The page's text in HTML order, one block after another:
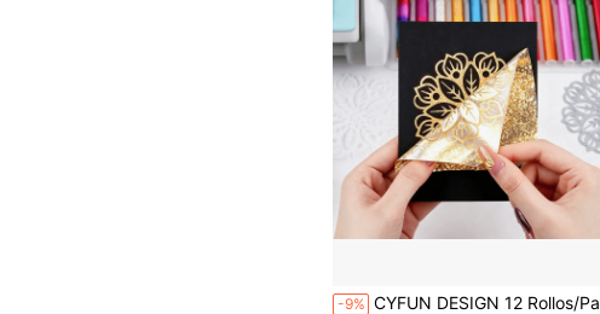
-9% CYFUN DESIGN 12 Rollos/Paquete Lámina de Estampado en Caliente 5.9in X 4.26ft; Lámina Activada por Calor; Sistema de Estampado en Caliente Adecuado para Lámina de Estampado en Caliente